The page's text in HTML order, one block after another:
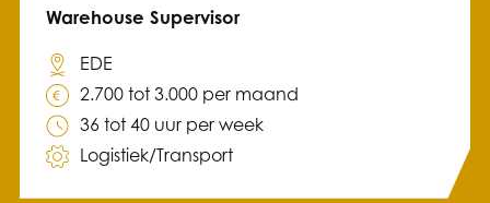
Warehouse Supervisor
EDE
2.700 tot 3.000 per maand
36 tot 40 uur per week
Logistiek/Transport